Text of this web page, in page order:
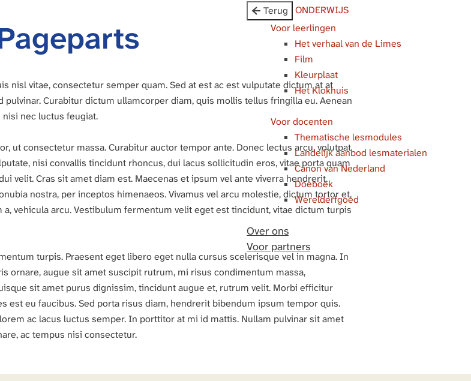
Terug
ONDERWIJS
Voor leerlingen
Het verhaal van de Limes
Film
Kleurplaat
Het Klokhuis
Voor docenten
Thematische lesmodules
Landelijk aanbod lesmaterialen
Canon van Nederland
Doeboek
Werelderfgoed
Over ons
Voor partners
nisl vitae, consectetur semper quam. Sed at est ac est vulputate dictum at at
Curabitur dictum ullamcorper diam, quis mollis tellus fringilla eu. Aenean
nec luctus feugiat.
ut consectetur massa. Curabitur auctor tempor ante. Donec lectus arcu, volutpat
nisi convallis tincidunt rhoncus, dui lacus sollicitudin eros, vitae porta quam
velit. Cras sit amet diam est. Maecenas et ipsum vel ante viverra hendrerit.
nostra, per inceptos himenaeos. Vivamus vel arcu molestie, dictum tortor et,
vehicula arcu. Vestibulum fermentum velit eget est tincidunt, vitae dictum turpis
turpis. Praesent eget libero eget nulla cursus scelerisque vel in magna. In
ornare, augue sit amet suscipit rutrum, mi risus condimentum massa,
sit amet purus dignissim, tincidunt augue et, rutrum velit. Morbi efficitur
est eu faucibus. Sed porta risus diam, hendrerit bibendum ipsum tempor quis.
ac lacus luctus semper. In porttitor at mi id mattis. Nullam pulvinar sit amet
ac tempus nisi consectetur.